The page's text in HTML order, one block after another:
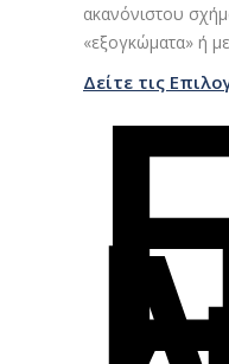
ακανόνιστου
«εξογκώματα» ή
Δείτε τις